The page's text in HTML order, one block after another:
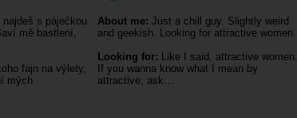
najdeš s páječkou
mě bastlení,
fajn na výlety,
mých
About me: Just a chill guy. Slightly weird
and geekish. Looking for attractive women.
Looking for: Like I said, attractive women.
If you wanna know what I mean by
attractive, ask…